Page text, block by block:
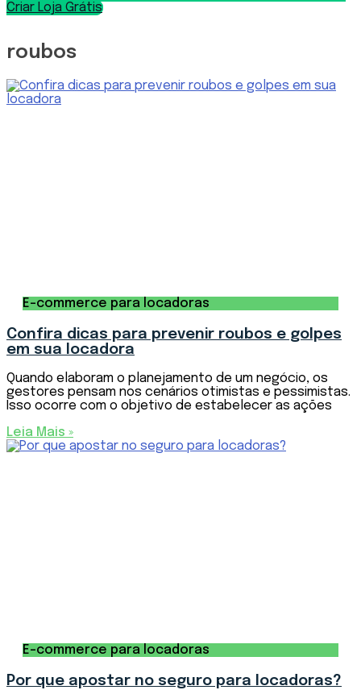
Criar Loja Grátis
roubos
E-commerce para locadoras
Confira dicas para prevenir roubos e golpes
em sua locadora
Quando elaboram o planejamento de um negócio, os
gestores pensam nos cenários otimistas e pessimistas.
Isso ocorre com o objetivo de estabelecer as ações
Leia Mais »
E-commerce para locadoras
Por que apostar no seguro para locadoras?